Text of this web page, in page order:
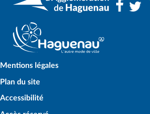
Mentions légales
Plan du site
Accessibilité